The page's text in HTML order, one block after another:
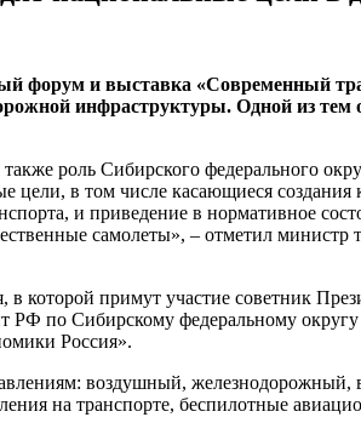
форум и выставка «Современный
инфраструктуры. Одной из тем
роль Сибирского федерального
в том числе касающиеся создания
и приведение в нормативное
самолеты», – отметил министр
которой примут участие советник
РФ по Сибирскому федеральному
Россия».
воздушный, железнодорожный,
на транспорте, беспилотные